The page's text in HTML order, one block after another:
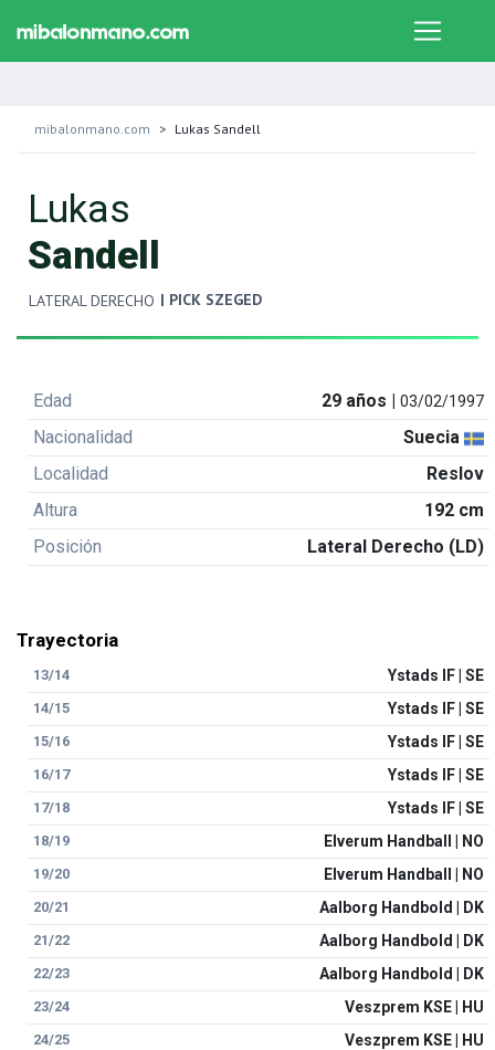
mibalonmano.com Lukas Sandell
Lukas
Sandell
LATERAL DERECHO | PICK SZEGED
Edad 29 años |03/02/1997
Nacionalidad
Suecia
Localidad
Reslov
Altura
192 cm
Posición
Lateral Derecho (LD)
Trayectoria
13/14 Ystads IF | SE
14/15 Ystads IF | SE
15/16 Ystads IF | SE
16/17 Ystads IF | SE
17/18 Ystads IF | SE
18/19 Elverum Handball | NO
19/20 Elverum Handball | NO
20/21 Aalborg Handbold | DK
21/22 Aalborg Handbold | DK
22/23 Aalborg Handbold | DK
23/24 Veszprem KSE | HU
24/25 Veszprem KSE | HU